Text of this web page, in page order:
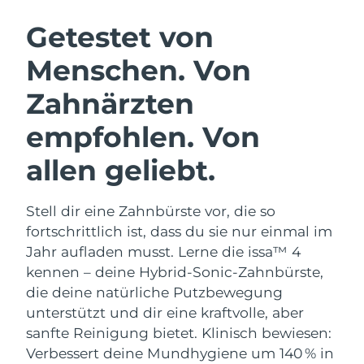
Getestet von
Menschen. Von
Zahnärzten
empfohlen. Von
allen geliebt.
Stell dir eine Zahnbürste vor, die so
fortschrittlich ist, dass du sie nur einmal im
Jahr aufladen musst. Lerne die issa™ 4
kennen – deine Hybrid-Sonic-Zahnbürste,
die deine natürliche Putzbewegung
unterstützt und dir eine kraftvolle, aber
sanfte Reinigung bietet. Klinisch bewiesen:
Verbessert deine Mundhygiene um 140 % in
Gesichtsreinigung
LUNA™ 4 Set
Anti-aging massage
LUNA™ 4 Plus
Massage, LED heating
LUNA™ 4 Men
For men, anti-aging massage
BEAR™ 2 Set
Microcurrent toning
BEAR™ 2 go
Microcurrent toning on-the-go
BEAR™ 2 eyes & lips
Microcurrent line smoothing device
UFO™ 3 Set
Deep facial hydration
UFO™ 3 LED
Near-infrared and red light therapy
device
issa™ 4
Hybrid silicone sonic toothbrush
issa™ 4 plus
Smart hybrid silicone sonic toothbrush
FAQ™ ANTI-AGING-BEHANDLUNG
Anti-aging LED-Behandlungen
NEW
Australien
Erwartete Lieferung
Bahrain
Belgien
Erwartete Lieferung
09/08/2026
Bermuda
Erwartete Lieferung
15/08/2026
Bosnien und
Herzegowina
Erwartete Lieferung
12/08/2026